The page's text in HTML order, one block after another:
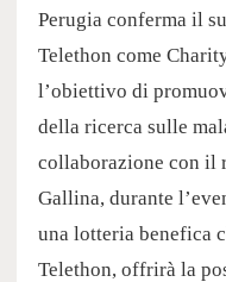
Perugia conferma il
Telethon come
l’obiettivo di
della ricerca sulle
collaborazione con il
Gallina, durante
una lotteria benefica
Telethon, offrirà la